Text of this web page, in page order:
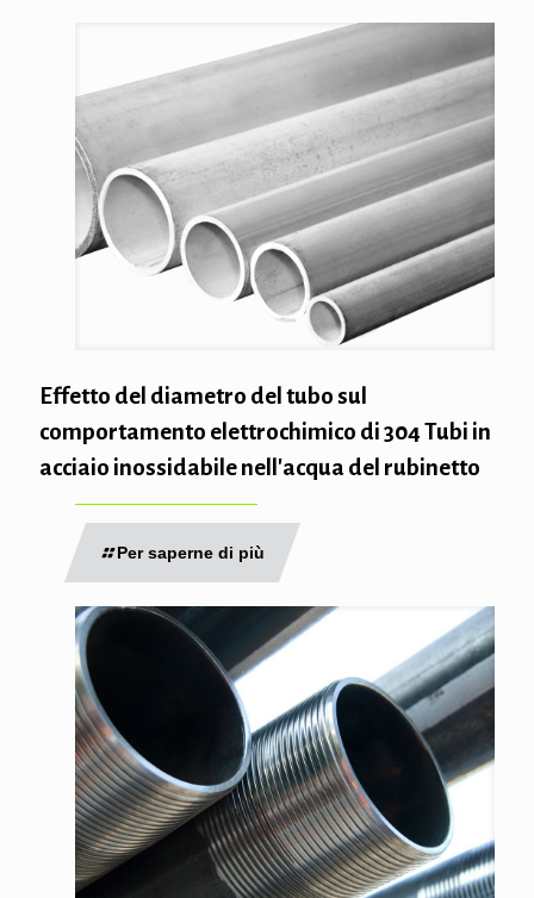
Effetto del diametro del tubo sul
comportamento elettrochimico di 304 Tubi in
acciaio inossidabile nell'acqua del rubinetto
Per saperne di più